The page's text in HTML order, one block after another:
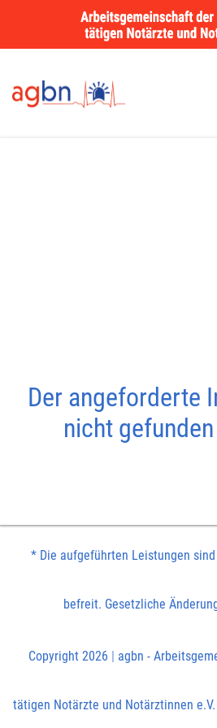
Der angeforderte
nicht
* Die aufgeführten Leistungen
befreit. Gesetzliche
Copyright 2026 | agbn -
tätigen Notärzte und Notärztinnen e.V.